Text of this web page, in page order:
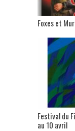
Foxes et
Festival du
au 10 avril